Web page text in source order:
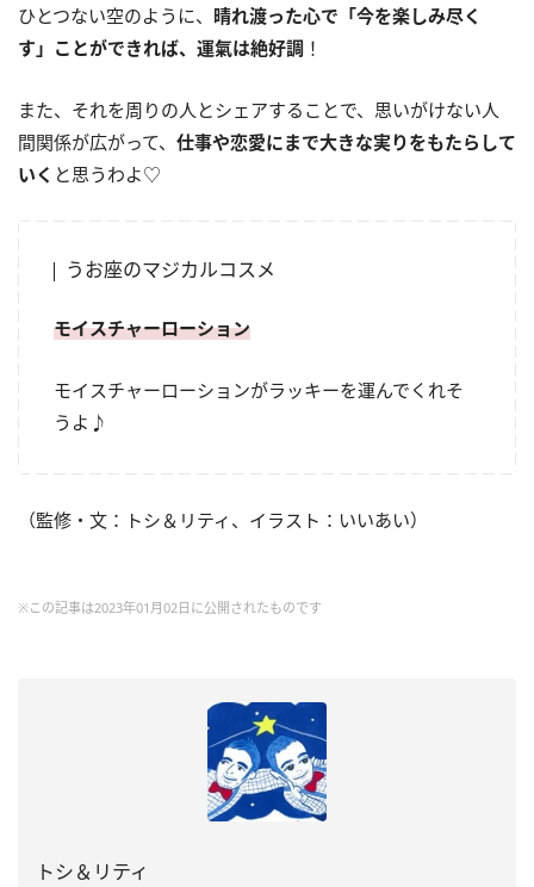
ひとつない空のように、 晴れ渡った心で「今を楽しみ尽く
す」ことができれば、運氣は絶好調 ！
また、それを周りの人とシェアすることで、思いがけない人
間関係が広がって、 仕事や恋愛にまで大きな実りをもたらして
いく と思うわよ♡
うお座のマジカルコスメ
モイスチャーローション
モイスチャーローションがラッキーを運んでくれそ
うよ♪
（監修・文：トシ＆リティ、イラスト：いいあい）
※この記事は2023年01月02日に公開されたものです
トシ＆リティ